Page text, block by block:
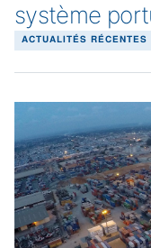
système
ACTUALITÉS RÉCENTES